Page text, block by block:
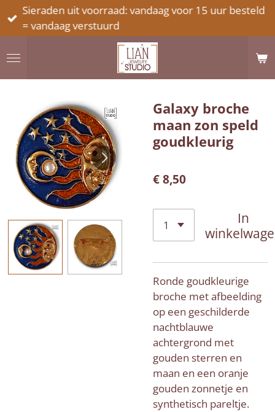
Ga
direct
de
Sieraden uit voorraad: vandaag voor 15 uur besteld
= vandaag verstuurd
Galaxy broche
maan zon speld
goudkleurig
€ 8,50
In
Ronde goudkleurige
broche met afbeelding
op een geschilderde
nachtblauwe
achtergrond met
gouden sterren en
maan en een oranje
gouden zonnetje en
synthetisch pareltje.